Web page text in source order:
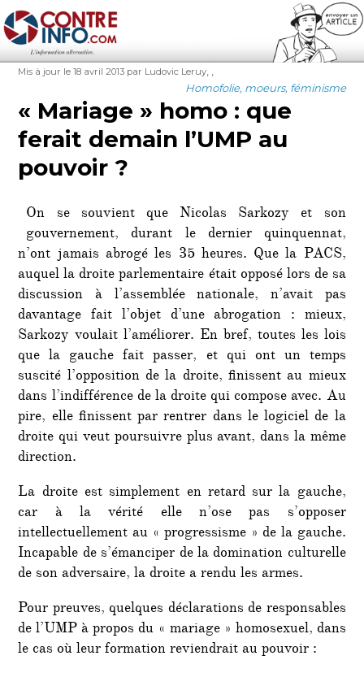
Contre-Info
Publié
Mis à jour le 18 avril 2013 Auteur
par Ludovic Leruy
Catégories
Homofolie, moeurs, féminisme
Étiquettes
« Mariage » homo : que
ferait demain l’UMP au
pouvoir ?
On se souvient que Nicolas Sarkozy et son
gouvernement, durant le dernier quinquennat,
n’ont jamais abrogé les 35 heures. Que la PACS,
auquel la droite parlementaire était opposé lors de sa
discussion à l’assemblée nationale, n’avait pas
davantage fait l’objet d’une abrogation : mieux,
Sarkozy voulait l’améliorer. En bref, toutes les lois
que la gauche fait passer, et qui ont un temps
suscité l’opposition de la droite, finissent au mieux
dans l’indifférence de la droite qui compose avec. Au
pire, elle finissent par rentrer dans le logiciel de la
droite qui veut poursuivre plus avant, dans la même
direction.
La droite est simplement en retard sur la gauche,
car à la vérité elle n’ose pas s’opposer
intellectuellement au « progressisme » de la gauche.
Incapable de s’émanciper de la domination culturelle
de son adversaire, la droite a rendu les armes.
Pour preuves, quelques déclarations de responsables
de l’UMP à propos du « mariage » homosexuel, dans
le cas où leur formation reviendrait au pouvoir :